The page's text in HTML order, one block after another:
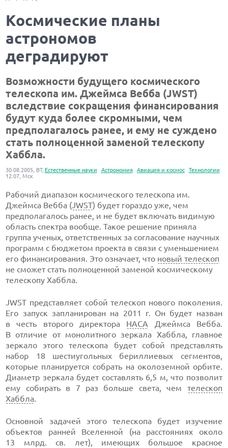
Космические планы
астрономов
деградируют
Возможности будущего космического
телескопа им. Джеймса Вебба (JWST)
вследствие сокращения финансирования
будут куда более скромными, чем
предполагалось ранее, и ему не суждено
стать полноценной заменой телескопу
Хаббла.
Естественные науки Астрономия Авиация и космос Технологии
30.08.2005, ВТ,
12:07, Мск
Рабочий диапазон космического телескопа им.
Джеймса Вебба (JWST) будет гораздо уже, чем
предполагалось ранее, и не будет включать видимую
область спектра вообще. Такое решение приняла
группа ученых, ответственных за согласование научных
программ с бюджетом проекта в связи с уменьшением
его финансирования. Это означает, что новый телескоп
не сможет стать полноценной заменой космическому
телескопу Хаббла.
JWST представляет собой телескоп нового поколения.
Его запуск запланирован на 2011 г. Он будет назван
в честь второго директора НАСА Джеймса Вебба.
В отличие от монолитного зеркала Хаббла, главное
зеркало этого телескопа будет собой представлять
набор 18 шестиугольных бериллиевых сегментов,
которые планируется собрать на околоземной орбите.
Диаметр зеркала будет составлять 6,5 м, что позволит
ему собирать в 7 раз больше света, чем телескоп
Хаббла.
Основной задачей этого телескопа будет изучение
объектов ранней Вселенной (на расстояниях около
13 млрд. св. лет), имеющих большое красное